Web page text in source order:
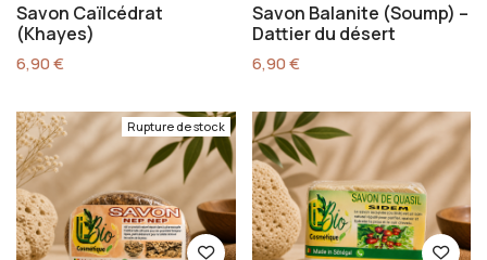
Savon Caïlcédrat
(Khayes)
6,90€
Savon Balanite (Soump) –
Dattier du désert
6,90€
Rupture de stock